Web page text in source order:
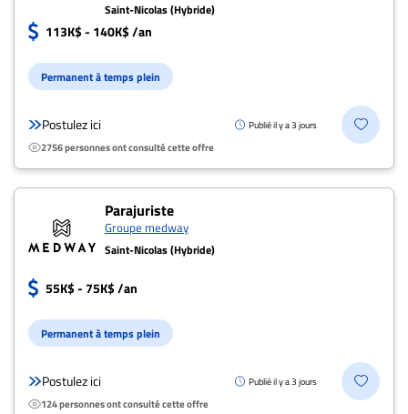
Formation
Continue
Métiers
Scoop?
CABINETS
ET
Espace
entreprises
Page
entreprises
Publier
un
emploi
Publicité
Saint-Nicolas (Hybride)
113K$ - 140K$ /an
Permanent à temps plein
Postulez ici Publié il y a 3 jours
2756 personnes ont consulté cette offre
Parajuriste
Groupe medway
Saint-Nicolas (Hybride)
55K$ - 75K$ /an
Permanent à temps plein
Postulez ici Publié il y a 3 jours
124 personnes ont consulté cette offre